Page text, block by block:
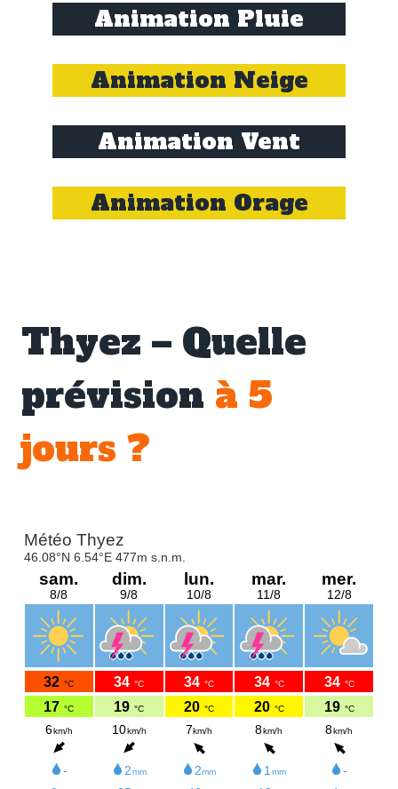
Animation Pluie
Animation Neige
Animation Vent
Animation Orage
Thyez – Quelle
prévision à 5
jours ?